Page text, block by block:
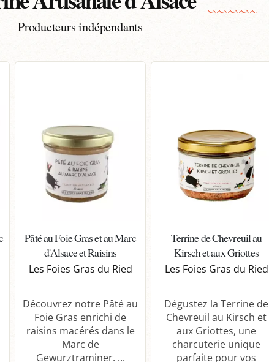
Producteurs indépendants
Pâté au Foie Gras et au Marc
d'Alsace et Raisins
Les Foies Gras du Ried
Découvrez notre Pâté au
Foie Gras enrichi de
raisins macérés dans le
Marc de
Gewurztraminer. ...
Terrine de Chevreuil au
Kirsch et aux Griottes
Les Foies Gras du Ried
Dégustez la Terrine de
Chevreuil au Kirsch et
aux Griottes, une
charcuterie unique
parfaite pour vos